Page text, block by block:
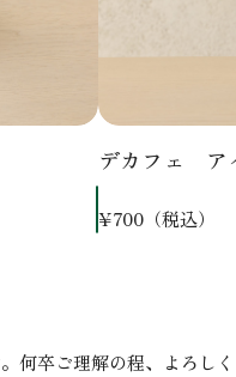
デカフェ ア
¥700（税込）
何卒ご理解の程、よろし